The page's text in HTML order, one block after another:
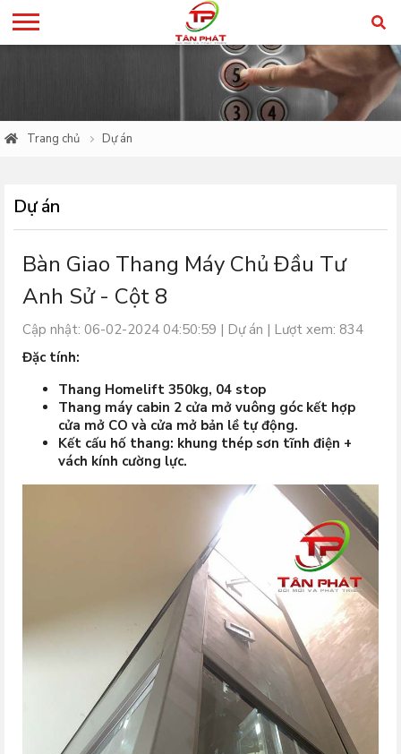
Trang chủ Dự án
Dự án
Bàn Giao Thang Máy Chủ Đầu Tư
Anh Sử - Cột 8
Cập nhật: 06-02-2024 04:50:59 | Dự án | Lượt xem: 834
Đặc tính:
Thang Homelift 350kg, 04 stop
Thang máy cabin 2 cửa mở vuông góc kết hợp
cửa mở CO và cửa mở bản lề tự động.
Kết cấu hố thang: khung thép sơn tĩnh điện +
vách kính cường lực.